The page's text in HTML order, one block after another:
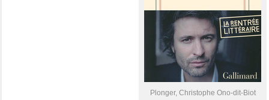
Plonger, Christophe Ono-dit-Biot